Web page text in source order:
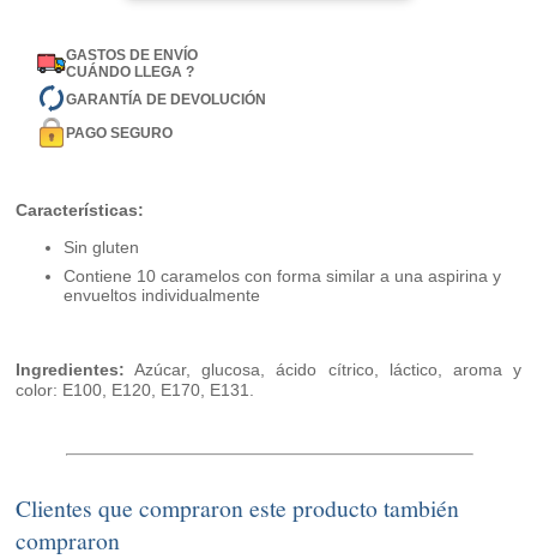
GASTOS DE ENVÍO
CUÁNDO LLEGA ?
GARANTÍA DE DEVOLUCIÓN
PAGO SEGURO
Características:
Sin gluten
Contiene 10 caramelos con forma similar a una aspirina y
envueltos individualmente
Ingredientes: Azúcar, glucosa, ácido cítrico, láctico, aroma y
color: E100, E120, E170, E131.
Clientes que compraron este producto también
compraron